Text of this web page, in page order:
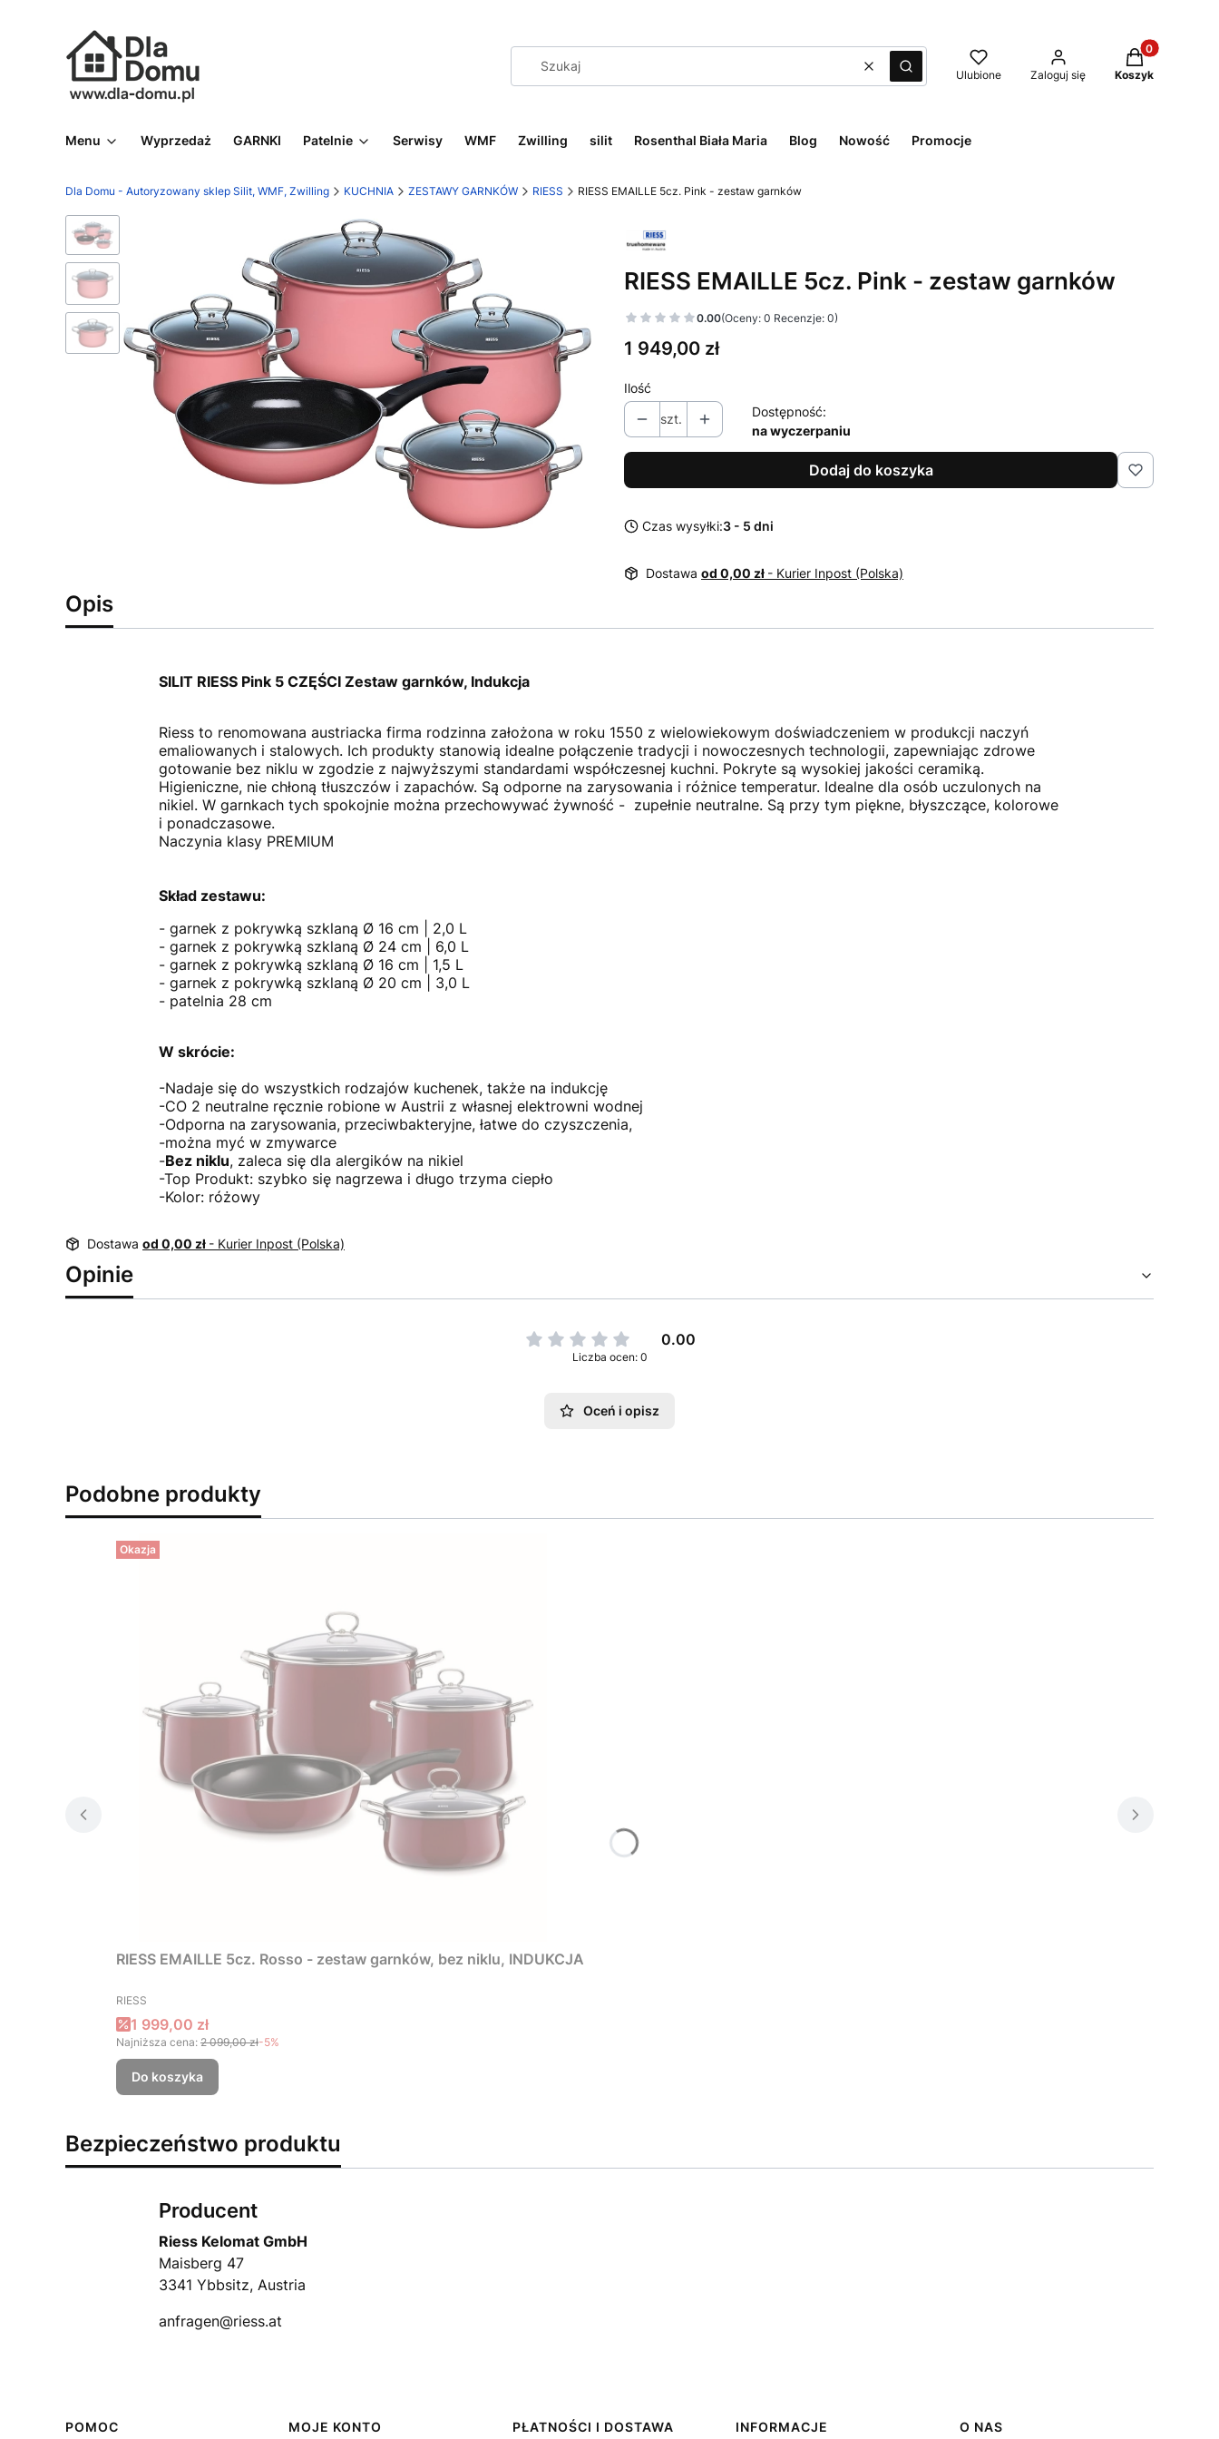
WyczyśćSzukaj Ulubione Zaloguj się
Produkty w
Koszyk
Menu Wyprzedaż GARNKI Patelnie Serwisy WMF Zwilling silit Rosenthal Biała Maria Blog Nowość Promocje
Dla Domu - Autoryzowany sklep Silit, WMF, Zwilling KUCHNIA ZESTAWY GARNKÓW RIESS RIESS EMAILLE 5cz. Pink - zestaw garnków
RIESS EMAILLE 5cz. Pink - zestaw garnków
0.00(Oceny: 0 Recenzje: 0)
Cena
1 949,00 zł
Ilość
szt.
Dostępność:
na wyczerpaniu
Dodaj do koszyka
Czas wysyłki:3 - 5 dni
Dostawa od 0,00 zł - Kurier Inpost (Polska)
Opis
SILIT RIESS Pink 5 CZĘŚCI Zestaw garnków, Indukcja
Riess to renomowana austriacka firma rodzinna założona w roku 1550 z wielowiekowym doświadczeniem w produkcji naczyń
emaliowanych i stalowych. Ich produkty stanowią idealne połączenie tradycji i nowoczesnych technologii, zapewniając zdrowe
gotowanie bez niklu w zgodzie z najwyższymi standardami współczesnej kuchni. Pokryte są wysokiej jakości ceramiką.
Higieniczne, nie chłoną tłuszczów i zapachów. Są odporne na zarysowania i różnice temperatur. Idealne dla osób uczulonych na
nikiel. W garnkach tych spokojnie można przechowywać żywność - zupełnie neutralne. Są przy tym piękne, błyszczące, kolorowe
i ponadczasowe.
Naczynia klasy PREMIUM
Skład zestawu:
- garnek z pokrywką szklaną Ø 16 cm | 2,0 L
- garnek z pokrywką szklaną Ø 24 cm | 6,0 L
- garnek z pokrywką szklaną Ø 16 cm | 1,5 L
- garnek z pokrywką szklaną Ø 20 cm | 3,0 L
- patelnia 28 cm
W skrócie:
-Nadaje się do wszystkich rodzajów kuchenek, także na indukcję
-CO 2 neutralne ręcznie robione w Austrii z własnej elektrowni wodnej
-Odporna na zarysowania, przeciwbakteryjne, łatwe do czyszczenia,
-można myć w zmywarce
-Bez niklu, zaleca się dla alergików na nikiel
-Top Produkt: szybko się nagrzewa i długo trzyma ciepło
-Kolor: różowy
Dostawa od 0,00 zł - Kurier Inpost (Polska)
Opinie
0.00
Liczba ocen: 0
Oceń i opisz
Podobne produkty
Okazja
RIESS EMAILLE 5cz. Rosso - zestaw garnków, bez niklu, INDUKCJA
PRODUCENT
RIESS
Cena promocyjna
1 999,00 zł
Najniższa cena: 2 099,00 zł-5%
Do koszyka
Bezpieczeństwo produktu
Producent
Riess Kelomat GmbH
Maisberg 47
3341 Ybbsitz, Austria
anfragen@riess.at
Linki w stopce
POMOC MOJE KONTO PŁATNOŚCI I DOSTAWA INFORMACJE O NAS